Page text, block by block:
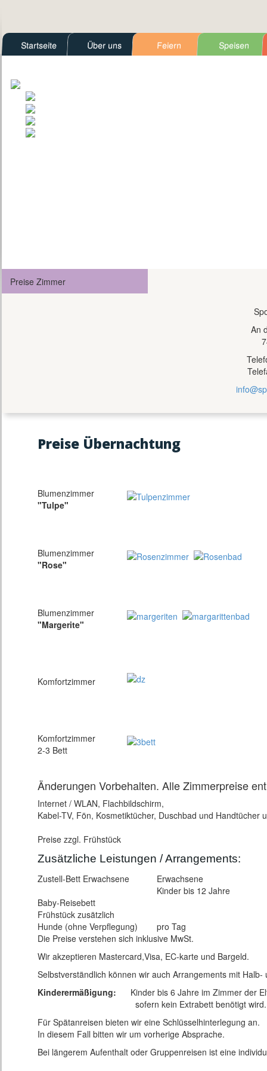
Startseite Über uns Feiern Speisen
Preise Zimmer
An
Preise Übernachtung
Blumenzimmer
"Tulpe"
Blumenzimmer
"Rose"
Blumenzimmer
"Margerite"
Komfortzimmer
Komfortzimmer
2-3 Bett
Änderungen Vorbehalten. Alle Zimmerpreise
Internet / WLAN, Flachbildschirm,
Kabel-TV, Fön, Kosmetiktücher, Duschbad und Handtücher
Preise zzgl. Frühstück
Zusätzliche Leistungen / Arrangements:
Zustell-Bett Erwachsene
Erwachsene
Kinder bis 12 Jahre
Baby-Reisebett
Frühstück zusätzlich
Hunde (ohne Verpflegung)
pro Tag
Die Preise verstehen sich inklusive MwSt.
Wir akzeptieren Mastercard,Visa, EC-karte und Bargeld.
Selbstverständlich können wir auch Arrangements mit Halb-
Kinderermäßigung: Kinder bis 6 Jahre im Zimmer der
sofern kein Extrabett benötigt wird.
Für Spätanreisen bieten wir eine Schlüsselhinterlegung an.
In diesem Fall bitten wir um vorherige Absprache.
Bei längerem Aufenthalt oder Gruppenreisen ist eine